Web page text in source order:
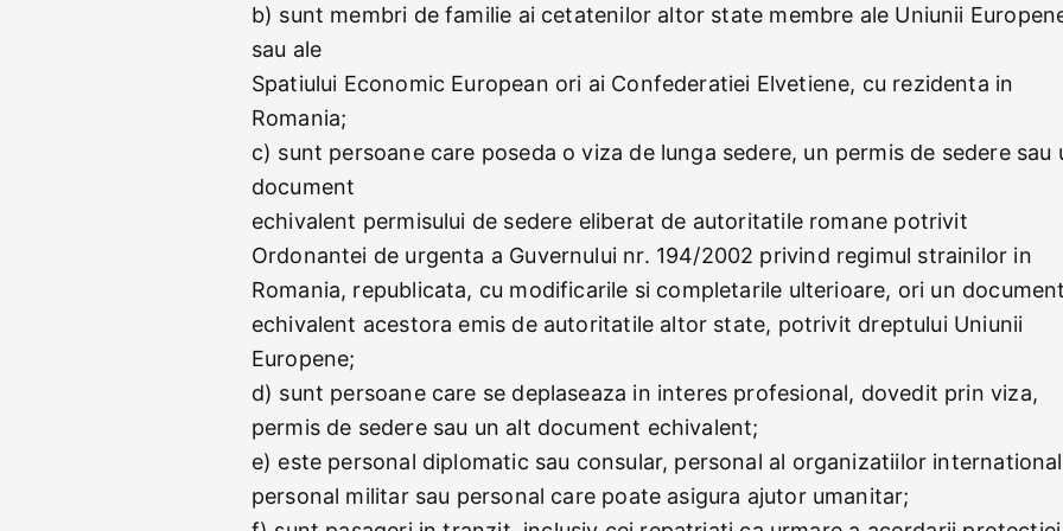
b) sunt membri de familie ai cetatenilor altor state membre ale Uniunii
sau ale
Spatiului Economic European ori ai Confederatiei Elvetiene, cu rezidenta in
Romania;
c) sunt persoane care poseda o viza de lunga sedere, un permis de sedere sau
document
echivalent permisului de sedere eliberat de autoritatile romane potrivit
Ordonantei de urgenta a Guvernului nr. 194/2002 privind regimul strainilor in
Romania, republicata, cu modificarile si completarile ulterioare, ori un document
echivalent acestora emis de autoritatile altor state, potrivit dreptului Uniunii
Europene;
d) sunt persoane care se deplaseaza in interes profesional, dovedit prin viza,
permis de sedere sau un alt document echivalent;
e) este personal diplomatic sau consular, personal al organizatiilor
personal militar sau personal care poate asigura ajutor umanitar;